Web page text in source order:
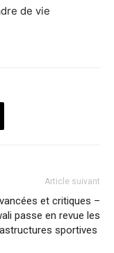
de vie
Article suivant
et critiques –
passe en revue les
sportives